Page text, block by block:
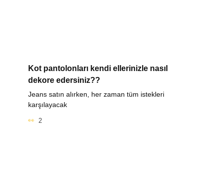
Kot pantolonları kendi ellerinizle nasıl
dekore edersiniz??
Jeans satın alırken, her zaman tüm istekleri
karşılayacak
2